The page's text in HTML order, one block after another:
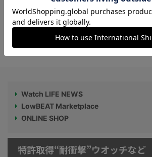
【OUTLINEのアウトライン｜no.1】 悩
Watch LIFE NEWS
LowBEAT Marketplace
ONLINE SHOP
特許取得“耐衝撃”ウオッチなど